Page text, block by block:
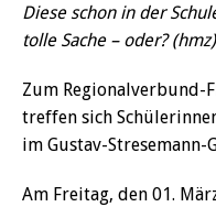
Diese schon in der
tolle Sache – oder? (hmz)
Zum Regionalverbund-
treffen sich
im Gustav-Stresemann-
Am Freitag, den 01.